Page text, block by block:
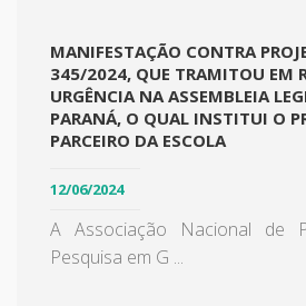
MANIFESTAÇÃO CONTRA
345/2024, QUE TRAMITOU EM
URGÊNCIA NA ASSEMBLEIA
PARANÁ, O QUAL INSTITUI O
PARCEIRO DA ESCOLA
12/06/2024
A Associação Nacional de
Pesquisa em G ...